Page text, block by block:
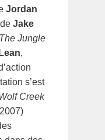
Jordan
de Jake
The Jungle
,
s’est
Creek